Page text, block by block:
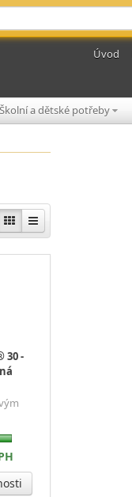
Úvod
Školní a dětské potřeby
30 -